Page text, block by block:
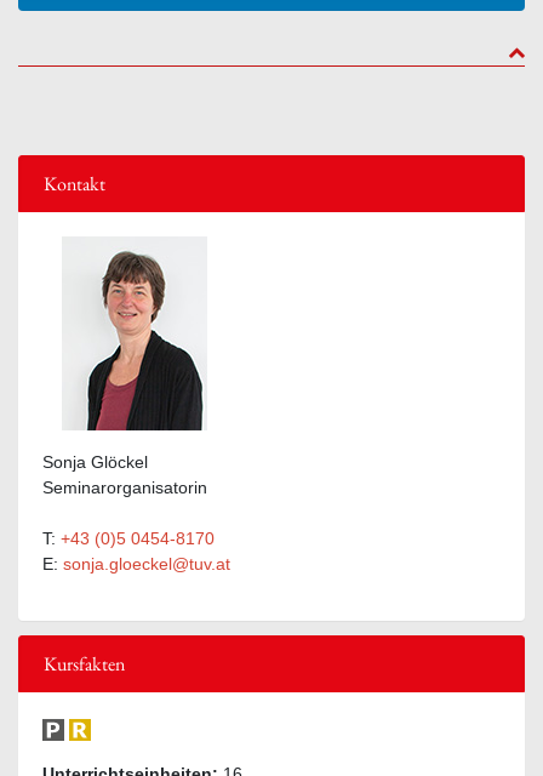
to
Kontakt
Sonja Glöckel
Seminarorganisatorin
T: +43 (0)5 0454-8170
E: sonja.gloeckel@tuv.at
Kursfakten